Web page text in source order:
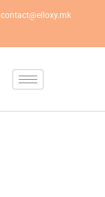
contact@elloxy.mk